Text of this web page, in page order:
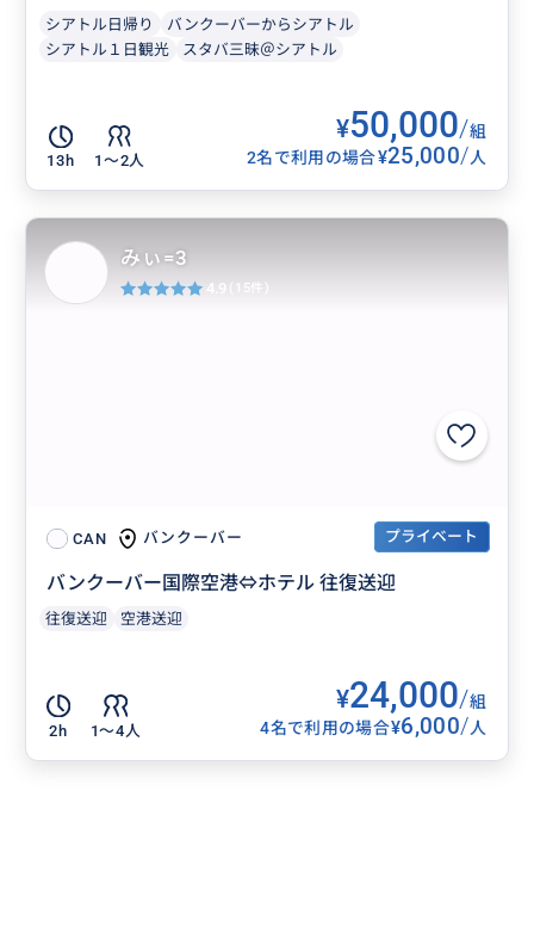
シアトル日帰り
バンクーバーからシアトル
シアトル１日観光
スタバ三昧＠シアトル
13h 1〜2人
¥50,000/組
2名で利用の場合¥25,000/人
CAN バンクーバー プライベート
バンクーバー国際空港⇔ホテル 往復送迎
往復送迎 空港送迎
2h 1〜4人
¥24,000/組
4名で利用の場合¥6,000/人
みぃ=3
4.9 (15件)